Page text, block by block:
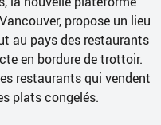
propose un lieu
au pays des restaurants
en bordure de trottoir.
restaurants qui vendent
plats congelés.